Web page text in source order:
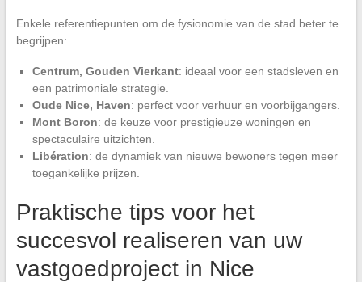
Enkele referentiepunten om de fysionomie van de stad beter te
begrijpen:
Centrum, Gouden Vierkant: ideaal voor een stadsleven en
een patrimoniale strategie.
Oude Nice, Haven: perfect voor verhuur en voorbijgangers.
Mont Boron: de keuze voor prestigieuze woningen en
spectaculaire uitzichten.
Libération: de dynamiek van nieuwe bewoners tegen meer
toegankelijke prijzen.
Praktische tips voor het
succesvol realiseren van uw
vastgoedproject in Nice